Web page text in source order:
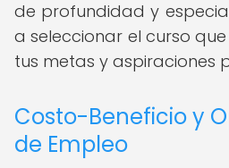
de profundidad y
a seleccionar el curso
tus metas y aspiraciones
Costo-Beneficio y
de Empleo